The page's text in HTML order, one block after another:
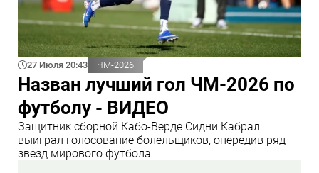
27 Июля 20:43 ЧМ-2026
Назван лучший гол ЧМ-2026 по
футболу - ВИДЕО
Защитник сборной Кабо-Верде Сидни Кабрал
выиграл голосование болельщиков, опередив ряд
звезд мирового футбола